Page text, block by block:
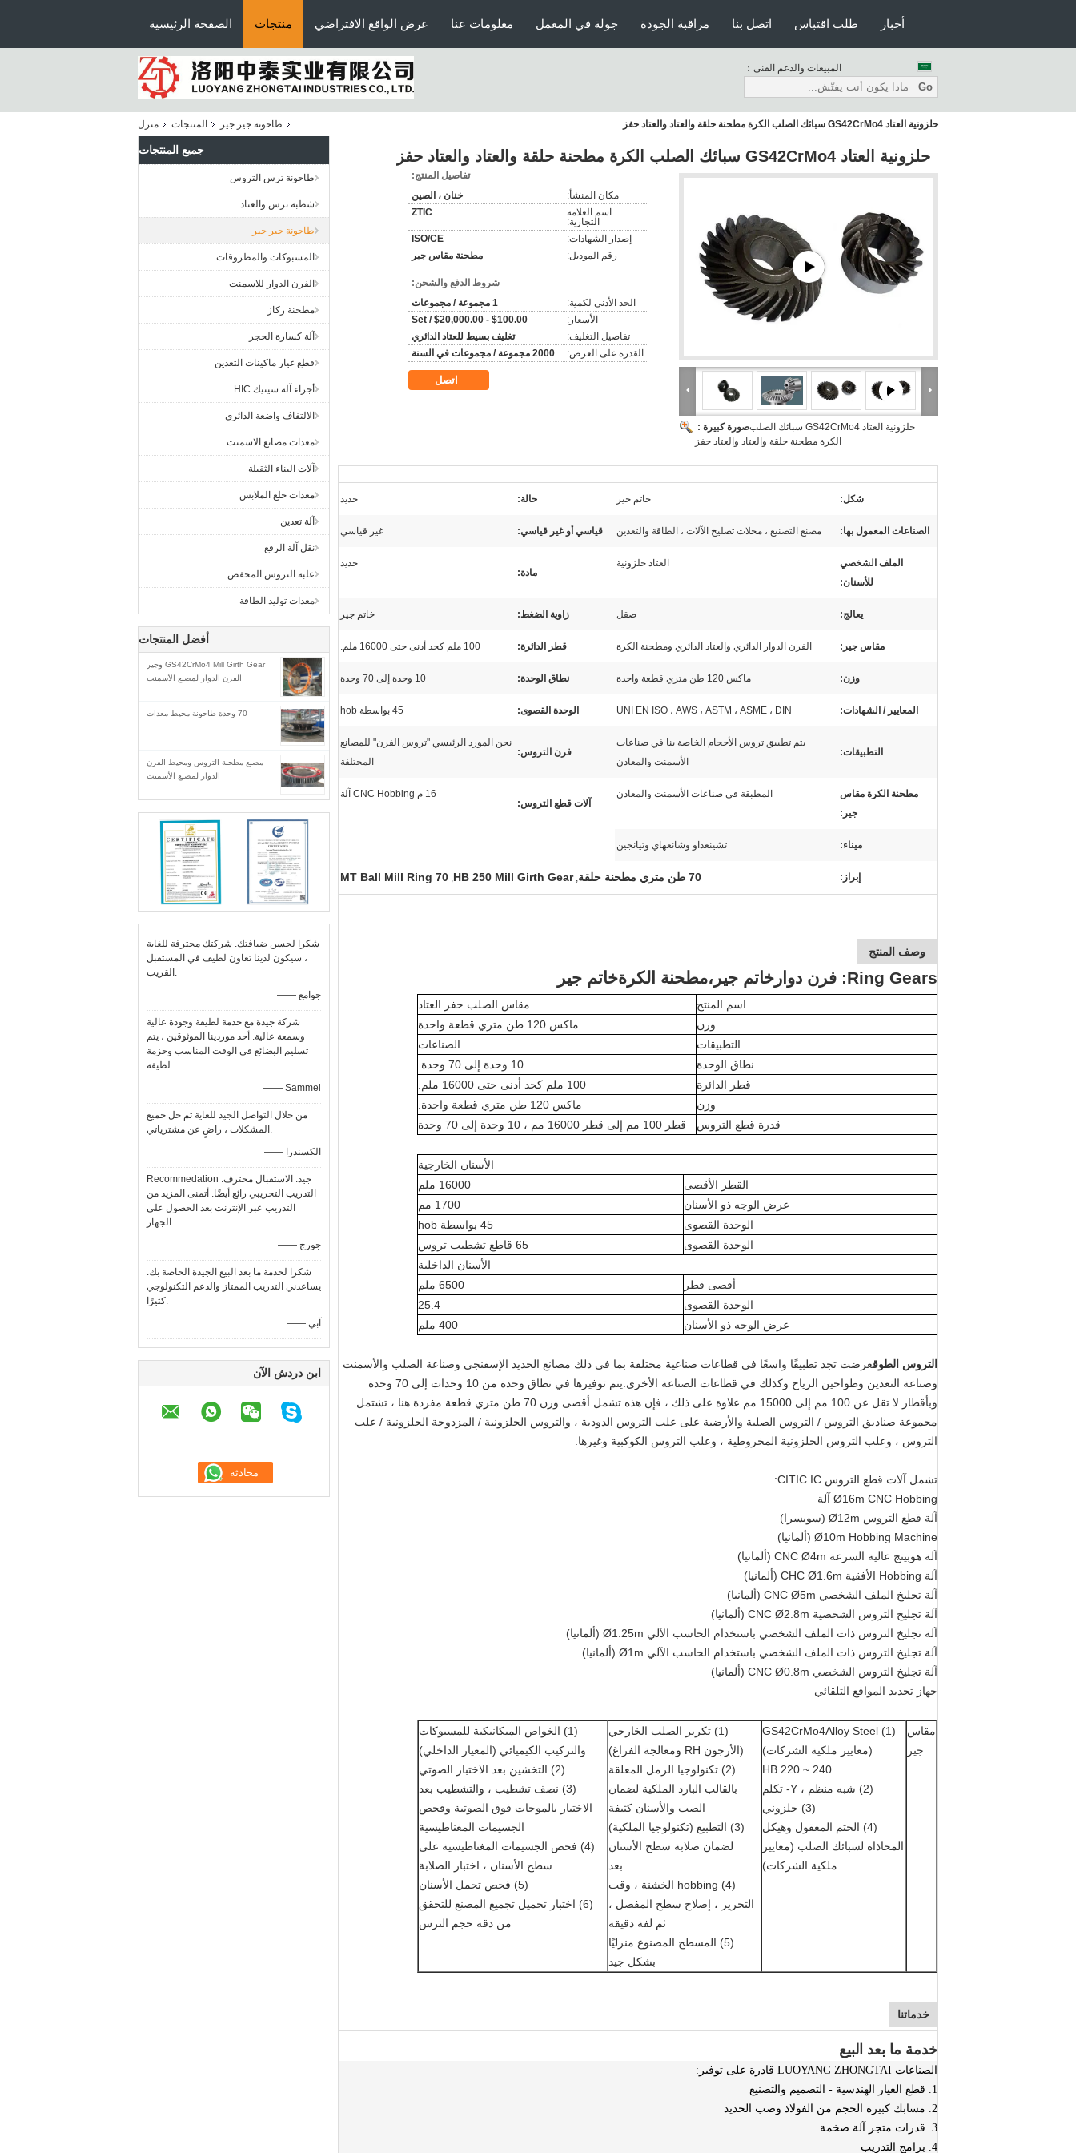
الصفحة الرئيسية منتجات عرض الواقع الافتراضي معلومات عنا جولة في المعمل مراقبة الجودة اتصل بنا طلب اقتباس أخبار
المبيعات والدعم الفنى：
Go
منزل المنتجات طاحونة جير جير حلزونية العتاد GS42CrMo4 سبائك الصلب الكرة مطحنة حلقة والعتاد والعتاد حفز
جميع المنتجات
طاحونة ترس التروس
شطبة ترس والعتاد
طاحونة جير جير
المسبوكات والمطروقات
الفرن الدوار للاسمنت
مطحنة ركاز
آلة كسارة الحجر
قطع غيار ماكينات التعدين
أجزاء آلة سيتيك HIC
الالتفاف واضعة الدائري
معدات مصانع الاسمنت
آلات البناء الثقيلة
معدات خلع الملابس
آلة تعدين
نقل آلة الرفع
علبة التروس المخفض
معدات توليد الطاقة
أفضل المنتجات
GS42CrMo4 Mill Girth Gear وجير
الفرن الدوار لمصنع الأسمنت
70 وحدة طاحونة محيط معدات
مصنع مطحنة التروس ومحيط الفرن
الدوار لمصنع الأسمنت
شكرا لحسن ضيافتك. شركتك محترفة للغاية
، سيكون لدينا تعاون لطيف في المستقبل
القريب.
—— جوامع
شركة جيدة مع خدمة لطيفة وجودة عالية
وسمعة عالية. أحد موردينا الموثوقين ، يتم
تسليم البضائع في الوقت المناسب وحزمة
لطيفة.
—— Sammel
من خلال التواصل الجيد للغاية تم حل جميع
المشكلات ، راضٍ عن مشترياتي.
—— الكسندرا
Recommedation جيد. الاستقبال محترف.
التدريب التجريبي رائع أيضًا. أتمنى المزيد من
التدريب عبر الإنترنت بعد الحصول على
الجهاز.
—— جورج
شكرا لخدمة ما بعد البيع الجيدة الخاصة بك.
يساعدني التدريب الممتاز والدعم التكنولوجي
كثيرًا.
—— آبي
ابن دردش الآن
حلزونية العتاد GS42CrMo4 سبائك الصلب الكرة مطحنة حلقة والعتاد والعتاد حفز
صورة كبيرة :حلزونية العتاد GS42CrMo4 سبائك الصلب
الكرة مطحنة حلقة والعتاد والعتاد حفز
تفاصيل المنتج:
مكان المنشأ:
خنان ، الصين
اسم العلامة
التجارية:
ZTIC
إصدار الشهادات:
ISO/CE
رقم الموديل:
مطحنة مقاس جير
شروط الدفع والشحن:
الحد الأدنى لكمية:
1 مجموعة / مجموعات
الأسعار:
$100.00 - $20,000.00 / Set
تفاصيل التغليف:
تغليف بسيط للعتاد الدائري
القدرة على العرض:
2000 مجموعة / مجموعات في السنة
اتصل
شكل: خاتم جير حالة: جديد
الصناعات المعمول بها: مصنع التصنيع ، محلات تصليح الآلات ، الطاقة والتعدين قياسي أو غير قياسي: غير قياسي
الملف الشخصي
للأسنان:
العتاد حلزونية
مادة:
حديد
يعالج: صقل زاوية الضغط: خاتم جير
مقاس جير: الفرن الدوار الدائري والعتاد الدائري ومطحنة الكرة قطر الدائرة: 100 ملم كحد أدنى حتى 16000 ملم.
وزن: ماكس 120 طن متري قطعة واحدة نطاق الوحدة: 10 وحدة إلى 70 وحدة
المعايير / الشهادات: UNI EN ISO ، AWS ، ASTM ، ASME ، DIN الوحدة القصوى: 45 بواسطة hob
التطبيقات:
يتم تطبيق تروس الأحجام الخاصة بنا في صناعات
الأسمنت والمعادن
فرن التروس:
نحن المورد الرئيسي "تروس الفرن" للمصانع
المختلفة
مطحنة الكرة مقاس
جير:
المطبقة في صناعات الأسمنت والمعادن
آلات قطع التروس:
16 م CNC Hobbing آلة
ميناء: تشينغداو وشانغهاي وتيانجين
إبراز: 70 طن متري مطحنة حلقة ,
HB 250 Mill Girth Gear
,
70 MT Ball Mill Ring
وصف المنتج
Ring Gears: فرن دوار خاتم جير ،مطحنة الكرةخاتم جير
اسم المنتج
مقاس الصلب حفز العتاد
وزن
ماكس 120 طن متري قطعة واحدة
التطبيقات
الصناعات
نطاق الوحدة
10 وحدة إلى 70 وحدة.
قطر الدائرة
100 ملم كحد أدنى حتى 16000 ملم.
وزن
ماكس 120 طن متري قطعة واحدة.
قدرة قطع التروس
قطر 100 مم إلى قطر 16000 مم ، 10 وحدة إلى 70 وحدة
الأسنان الخارجية
القطر الأقصى
16000 ملم
عرض الوجه ذو الأسنان
1700 مم
الوحدة القصوى
45 بواسطة hob
الوحدة القصوى
65 قاطع تشطيب تروس
الأسنان الداخلية
أقصى قطر
6500 ملم
الوحدة القصوى
25.4
عرض الوجه ذو الأسنان
400 ملم
التروس الطوقعرضت تجد تطبيقًا واسعًا في قطاعات صناعية مختلفة بما في ذلك مصانع الحديد الإسفنجي وصناعة الصلب والأسمنت
وصناعة التعدين وطواحين الرياح وكذلك في قطاعات الصناعة الأخرى.يتم توفيرها في نطاق وحدة من 10 وحدات إلى 70 وحدة
وبأقطار لا تقل عن 100 مم إلى 15000 مم.علاوة على ذلك ، فإن هذه تشمل أقصى وزن 70 طن متري قطعة مفردة.هنا ، تشتمل
مجموعة صناديق التروس / التروس الصلبة والأرضية على علب التروس الدودية ، والتروس الحلزونية / المزدوجة الحلزونية / علب
التروس ، وعلب التروس الحلزونية المخروطية ، وعلب التروس الكوكبية وغيرها.
تشمل آلات قطع التروس CITIC IC:
Ø16m CNC Hobbing آلة
آلة قطع التروس Ø12m (سويسرا)
Ø10m Hobbing Machine (ألمانيا)
آلة هوبينج عالية السرعة CNC Ø4m (ألمانيا)
آلة Hobbing الأفقية CHC Ø1.6m (ألمانيا)
آلة تجليخ الملف الشخصي CNC Ø5m (ألمانيا)
آلة تجليخ التروس الشخصية CNC Ø2.8m (ألمانيا)
آلة تجليخ التروس ذات الملف الشخصي باستخدام الحاسب الآلي Ø1.25m (ألمانيا)
آلة تجليخ التروس ذات الملف الشخصي باستخدام الحاسب الآلي Ø1m (ألمانيا)
آلة تجليخ التروس الشخصي CNC Ø0.8m (ألمانيا)
جهاز تحديد المواقع التلقائي
مقاس
جير
(1) GS42CrMo4Alloy Steel
(معايير ملكية الشركات)
HB 220 ~ 240
(2) شبه منظم ، Y- تكلم
(3) حلزوني
(4) الختم المعقول وهيكل
المحاذاة لسبائك الصلب (معايير
ملكية الشركات)
(1) تكرير الصلب الخارجي
(الأرجون RH ومعالجة الفراغ)
(2) تكنولوجيا الرمل المعلقة
بالقالب البارد الملكية لضمان
الصب والأسنان كثيفة
(3) التطبيع (تكنولوجيا الملكية)
لضمان صلابة سطح الأسنان
بعد
(4) hobbing الخشنة ، وقت
التحرير ، إصلاح سطح المفصل ،
ثم لفة دقيقة
(5) المسطح المصنوع منزليًا
بشكل جيد
(1) الخواص الميكانيكية للمسبوكات
والتركيب الكيميائي (المعيار الداخلي)
(2) التخشين بعد الاختبار الصوتي
(3) نصف تشطيب ، والتشطيب بعد
الاختبار بالموجات فوق الصوتية وفحص
الجسيمات المغناطيسية
(4) فحص الجسيمات المغناطيسية على
سطح الأسنان ، اختبار الصلابة
(5) فحص تحمل الأسنان
(6) اختبار تحميل تجميع المصنع للتحقق
من دقة حجم الترس
خدماتنا
خدمة ما بعد البيع
الصناعات LUOYANG ZHONGTAI قادرة على توفير:
1. قطع الغيار الهندسية - التصميم والتصنيع
2. مسابك كبيرة الحجم من الفولاذ وصب الحديد
3. قدرات متجر آلة ضخمة
4. برامج التدريب